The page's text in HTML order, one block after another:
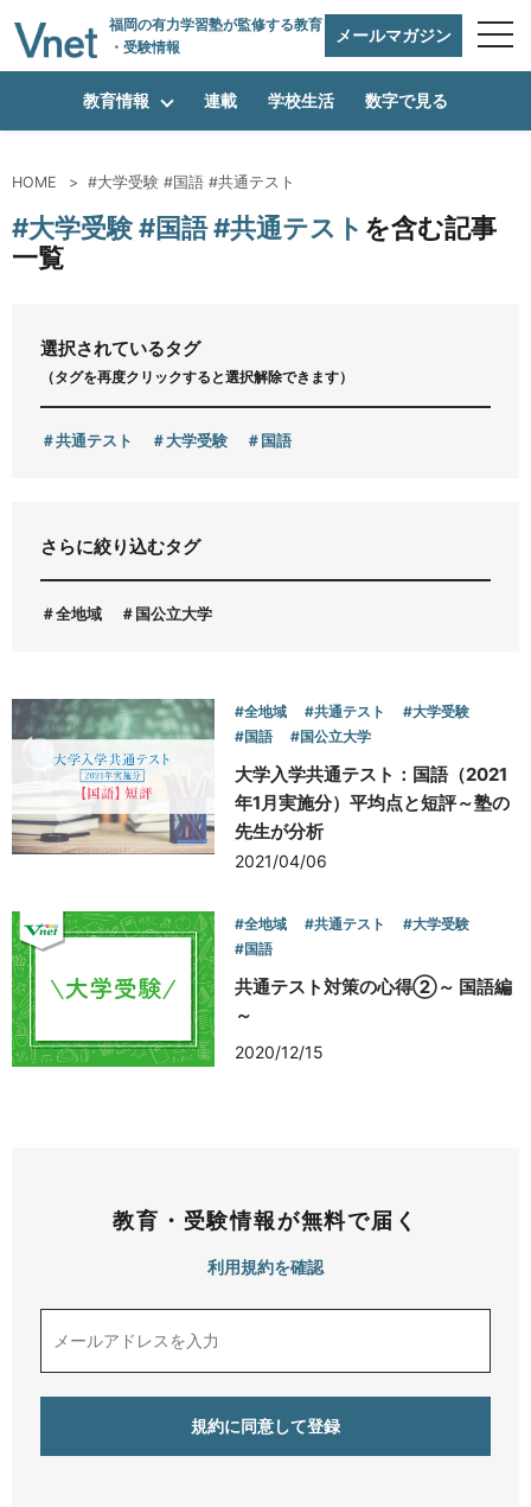
福岡の有力学習塾が監修する教育
・受験情報
メールマガジン
編集方針
運営会社
教育情報 連載 学校生活 数字で見る
HOME #大学受験 #国語 #共通テスト
#大学受験 #国語 #共通テスト を含む記事
一覧
選択されているタグ
（タグを再度クリックすると選択解除できます）
共通テスト 大学受験 国語
さらに絞り込むタグ
全地域 国公立大学
#全地域 #共通テスト
#大学受験
#国語
#国公立大学
大学入学共通テスト：国語（2021
年1月実施分）平均点と短評～塾の
先生が分析
2021/04/06
#全地域 #共通テスト
#大学受験
#国語
共通テスト対策の心得②～ 国語編
～
2020/12/15
教育・受験情報が無料で届く
利用規約を確認